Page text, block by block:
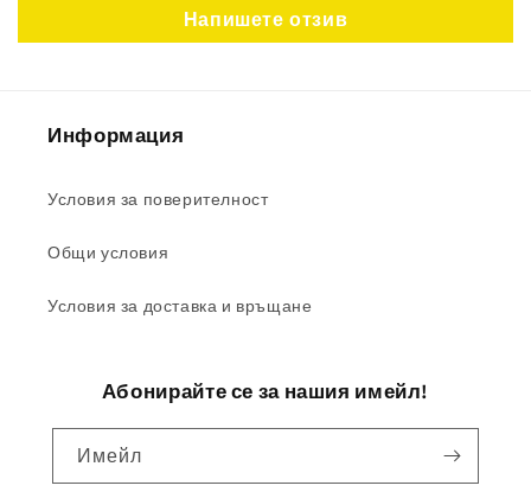
Напишете отзив
Информация
Условия за поверителност
Общи условия
Условия за доставка и връщане
Абонирайте се за нашия имейл!
Имейл